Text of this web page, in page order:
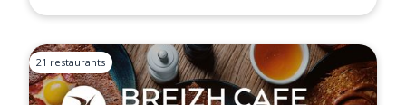
21 restaurants